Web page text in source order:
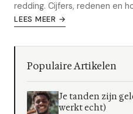
redding. Cijfers, redenen en
LEES MEER →
Populaire Artikelen
Je tanden zijn
werkt echt)